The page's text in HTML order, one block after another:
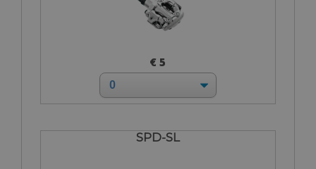
€ 5
SPD-SL